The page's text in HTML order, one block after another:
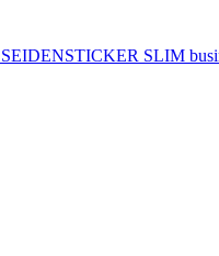
SEIDENSTICKER SLIM